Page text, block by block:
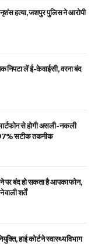
हत्या, जशपुर पुलिस ने आरोपी
लें ई-केवाईसी, वरना बंद
से होगी असली-नकली
97% सटीक तकनीक
पर बंद हो सकता है आपका फोन,
शर्तें
हाई कोर्ट ने स्वास्थ्य विभाग